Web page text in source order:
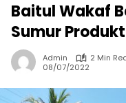
Baitul Wakaf
Sumur
Admin
2 Min
08/07/2022